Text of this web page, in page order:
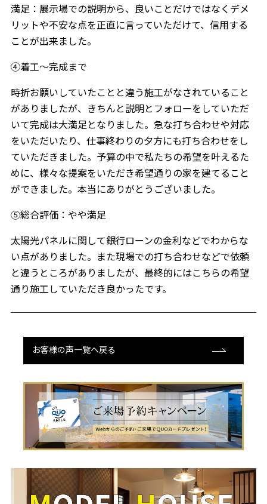
満足：展示場での説明から、良いことだけではなくデメ
リットや不安な点を正直に言っていただけて、信用する
ことが出来ました。
④着工～完成まで
時折お願いしていたことと違う施工がなされていること
がありましたが、きちんと説明とフォローをしていただ
いて完成は大満足となりました。急な打ち合わせや対応
をいただいたり、仕事終わりの夕方にも打ち合わせをし
ていただきました。予算の中で私たちの希望を叶えるた
めに、様々な提案をいただき希望通りの家を建てること
ができました。本当にありがとうございました。
⑤総合評価：やや満足
太陽光パネルに関して銀行ローンの金利などでわからな
い点がありました。また現場での打ち合わせなどで依頼
と違うところがありましたが、最終的にはこちらの希望
通り施工していただき良かったです。
お客様の声一覧へ戻る